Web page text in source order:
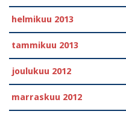
helmikuu 2013
tammikuu 2013
joulukuu 2012
marraskuu 2012